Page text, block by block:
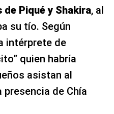
de Piqué y Shakira, al
su tío. Según
intérprete de
quien habría
asistan al
de Chía